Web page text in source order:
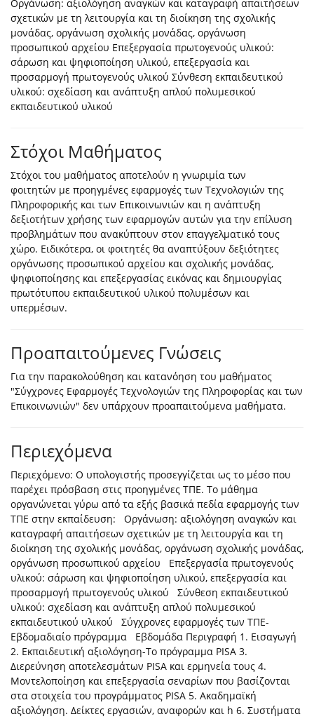
Οργάνωση: αξιολόγηση αναγκών και καταγραφή απαιτήσεων
σχετικών με τη λειτουργία και τη διοίκηση της σχολικής
μονάδας, οργάνωση σχολικής μονάδας, οργάνωση
προσωπικού αρχείου Επεξεργασία πρωτογενούς υλικού:
σάρωση και ψηφιοποίηση υλικού, επεξεργασία και
προσαρμογή πρωτογενούς υλικού Σύνθεση εκπαιδευτικού
υλικού: σχεδίαση και ανάπτυξη απλού πολυμεσικού
εκπαιδευτικού υλικού
Στόχοι Μαθήματος
Στόχοι του μαθήματος αποτελούν η γνωριμία των
φοιτητών με προηγμένες εφαρμογές των Τεχνολογιών της
Πληροφορικής και των Επικοινωνιών και η ανάπτυξη
δεξιοτήτων χρήσης των εφαρμογών αυτών για την επίλυση
προβλημάτων που ανακύπτουν στον επαγγελματικό τους
χώρο. Ειδικότερα, οι φοιτητές θα αναπτύξουν δεξιότητες
οργάνωσης προσωπικού αρχείου και σχολικής μονάδας,
ψηφιοποίησης και επεξεργασίας εικόνας και δημιουργίας
πρωτότυπου εκπαιδευτικού υλικού πολυμέσων και
υπερμέσων.
Προαπαιτούμενες Γνώσεις
Για την παρακολούθηση και κατανόηση του μαθήματος
"Σύγχρονες Εφαρμογές Τεχνολογιών της Πληροφορίας και των
Επικοινωνιών" δεν υπάρχουν προαπαιτούμενα μαθήματα.
Περιεχόμενα
Περιεχόμενο: Ο υπολογιστής προσεγγίζεται ως το μέσο που
παρέχει πρόσβαση στις προηγμένες ΤΠΕ. Το μάθημα
οργανώνεται γύρω από τα εξής βασικά πεδία εφαρμογής των
ΤΠΕ στην εκπαίδευση: Οργάνωση: αξιολόγηση αναγκών και
καταγραφή απαιτήσεων σχετικών με τη λειτουργία και τη
διοίκηση της σχολικής μονάδας, οργάνωση σχολικής μονάδας,
οργάνωση προσωπικού αρχείου Επεξεργασία πρωτογενούς
υλικού: σάρωση και ψηφιοποίηση υλικού, επεξεργασία και
προσαρμογή πρωτογενούς υλικού Σύνθεση εκπαιδευτικού
υλικού: σχεδίαση και ανάπτυξη απλού πολυμεσικού
εκπαιδευτικού υλικού Σύγχρονες εφαρμογές των ΤΠΕ-
Εβδομαδιαίο πρόγραμμα Εβδομάδα Περιγραφή 1. Εισαγωγή
2. Εκπαιδευτική αξιολόγηση-Το πρόγραμμα PISA 3.
Διερεύνηση αποτελεσμάτων PISA και ερμηνεία τους 4.
Μοντελοποίηση και επεξεργασία σεναρίων που βασίζονται
στα στοιχεία του προγράμματος PISA 5. Ακαδημαϊκή
αξιολόγηση. Δείκτες εργασιών, αναφορών και h 6. Συστήματα